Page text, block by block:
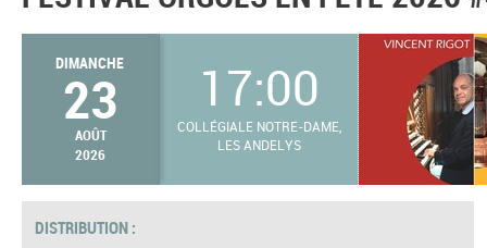
DIMANCHE
23
AOÛT
2026
17:00
COLLÉGIALE NOTRE-DAME,
LES ANDELYS
DISTRIBUTION :